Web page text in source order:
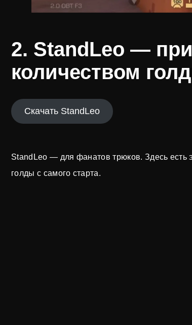
2. StandLeo —
количеством
Скачать StandLeo
StandLeo — для фанатов трюков. Здесь
голды с самого старта.